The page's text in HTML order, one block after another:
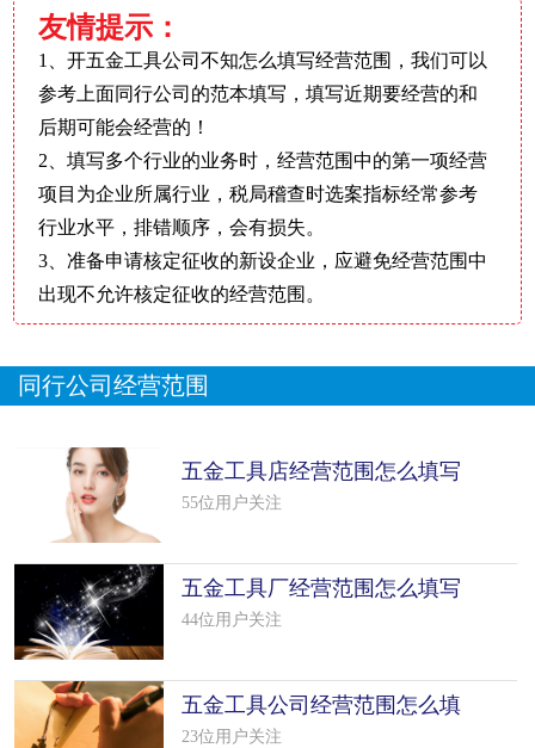
友情提示：
1、开五金工具公司不知怎么填写经营范围，我们可以
参考上面同行公司的范本填写，填写近期要经营的和
后期可能会经营的！
2、填写多个行业的业务时，经营范围中的第一项经营
项目为企业所属行业，税局稽查时选案指标经常参考
行业水平，排错顺序，会有损失。
3、准备申请核定征收的新设企业，应避免经营范围中
出现不允许核定征收的经营范围。
同行公司经营范围
五金工具店经营范围怎么填写
（12个模
55位用户关注
五金工具厂经营范围怎么填写
（50个模
44位用户关注
五金工具公司经营范围怎么填
写（50个
23位用户关注